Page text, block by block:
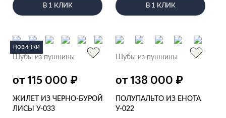
В 1 КЛИК В 1 КЛИК
НОВИНКИ
Шубы из пушнины
от 115 000 ₽
ЖИЛЕТ ИЗ ЧЕРНО-БУРОЙ
ЛИСЫ У-033
Шубы из пушнины
от 138 000 ₽
ПОЛУПАЛЬТО ИЗ ЕНОТА
У-022